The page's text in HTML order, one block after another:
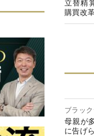
立替精
購買改
ブラッ
母親が
に告げ